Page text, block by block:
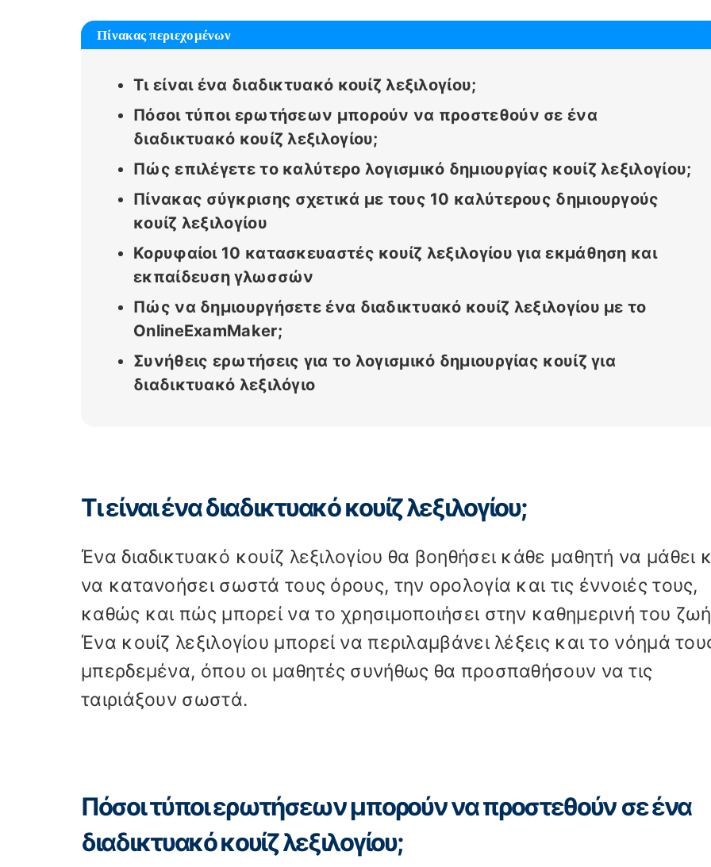
Πίνακας περιεχομένων
Τι είναι ένα διαδικτυακό κουίζ λεξιλογίου;
Πόσοι τύποι ερωτήσεων μπορούν να προστεθούν σε ένα
διαδικτυακό κουίζ λεξιλογίου;
Πώς επιλέγετε το καλύτερο λογισμικό δημιουργίας κουίζ λεξιλογίου;
Πίνακας σύγκρισης σχετικά με τους 10 καλύτερους δημιουργούς
κουίζ λεξιλογίου
Κορυφαίοι 10 κατασκευαστές κουίζ λεξιλογίου για εκμάθηση και
εκπαίδευση γλωσσών
Πώς να δημιουργήσετε ένα διαδικτυακό κουίζ λεξιλογίου με το
OnlineExamMaker;
Συνήθεις ερωτήσεις για το λογισμικό δημιουργίας κουίζ για
διαδικτυακό λεξιλόγιο
Τι είναι ένα διαδικτυακό κουίζ λεξιλογίου;
Ένα διαδικτυακό κουίζ λεξιλογίου θα βοηθήσει κάθε μαθητή να μάθει
να κατανοήσει σωστά τους όρους, την ορολογία και τις έννοιές τους,
καθώς και πώς μπορεί να το χρησιμοποιήσει στην καθημερινή του
Ένα κουίζ λεξιλογίου μπορεί να περιλαμβάνει λέξεις και το νόημά
μπερδεμένα, όπου οι μαθητές συνήθως θα προσπαθήσουν να τις
ταιριάξουν σωστά.
Πόσοι τύποι ερωτήσεων μπορούν να προστεθούν σε ένα
διαδικτυακό κουίζ λεξιλογίου;